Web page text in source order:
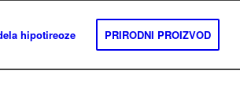
hipotireoze PRIRODNI PROIZVOD